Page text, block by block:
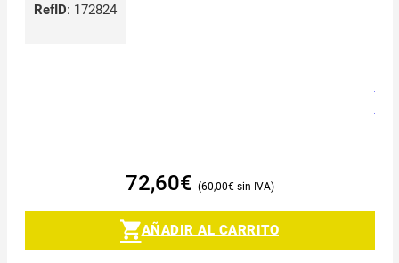
RefID: 172824
72,60€ 60,00€
AÑADIR AL CARRITO